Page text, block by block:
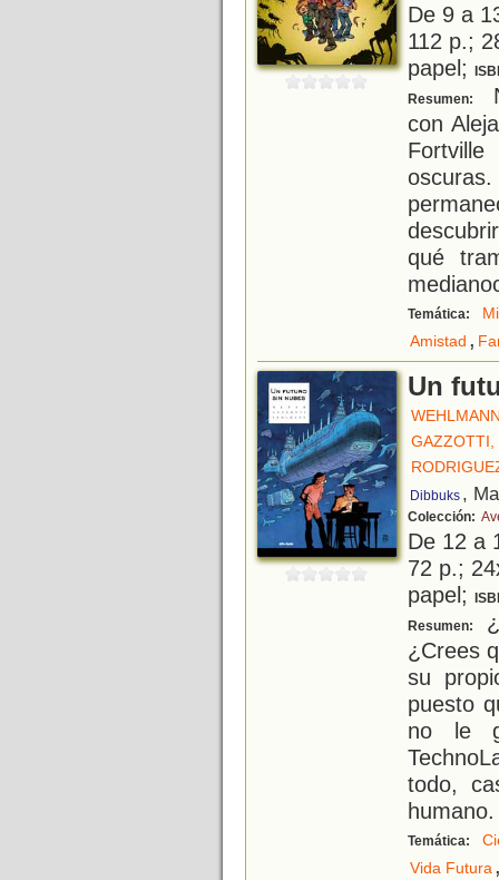
De 9 a
112 p.;
papel;
Resumen:
con
qué
Temática:
Amistad ,
Un
GAZZOTTI,
Dibbuks ,
Colección:
De 12 a
72 p.;
papel;
Resumen:
¿Crees
su
puesto
no le
todo,
Temática:
Vida Futura